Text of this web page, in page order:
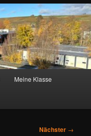
Meine Klasse
Nächster →